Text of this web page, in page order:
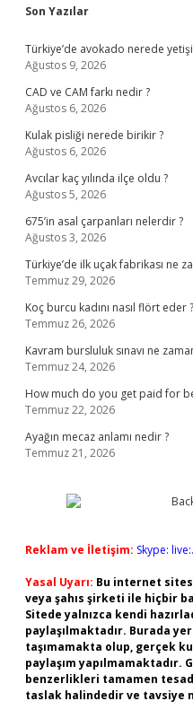
Sidebar
Son Yazılar
Türkiye’de avokado nerede
Ağustos 9, 2026
CAD ve CAM farkı nedir ?
Ağustos 6, 2026
Kulak pisliği nerede birikir ?
Ağustos 6, 2026
Avcılar kaç yılında ilçe oldu ?
Ağustos 5, 2026
675’in asal çarpanları nelerdir ?
Ağustos 3, 2026
Türkiye’de ilk uçak fabrikası ne
Temmuz 29, 2026
Koç burcu kadını nasıl flört eder ?
Temmuz 26, 2026
Kavram bursluluk sınavı ne
Temmuz 24, 2026
How much do you get paid for
Temmuz 22, 2026
Ayağın mecaz anlamı nedir ?
Temmuz 21, 2026
Reklam ve İletişim: Skype:
Yasal Uyarı: Bu internet
veya şahıs şirketi ile hiçbir
Sitede yalnızca kendi
paylaşılmaktadır. Burada
taşımamakta olup, gerçek
paylaşım
benzerlikleri tamamen
taslak halindedir ve tavsiye